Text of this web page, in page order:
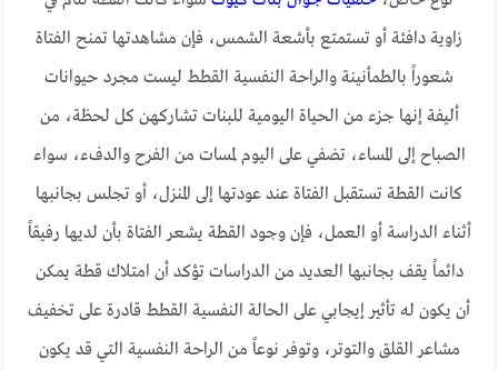
زاوية دافئة أو تستمتع بأشعة الشمس، فإن مشاهدتها تمنح الفتاة
شعوراً بالطمأنينة والراحة النفسية القطط ليست مجرد حيوانات
أليفة إنها جزء من الحياة اليومية للبنات تشاركهن كل لحظة، من
الصباح إلى المساء، تضفي على اليوم لمسات من الفرح والدفء، سواء
كانت القطة تستقبل الفتاة عند عودتها إلى المنزل، أو تجلس بجانبها
أثناء الدراسة أو العمل، فإن وجود القطة يشعر الفتاة بأن لديها رفيقاً
دائماً يقف بجانبها العديد من الدراسات تؤكد أن امتلاك قطة يمكن
أن يكون له تأثير إيجابي على الحالة النفسية القطط قادرة على تخفيف
مشاعر القلق والتوتر، وتوفر نوعاً من الراحة النفسية التي قد يكون